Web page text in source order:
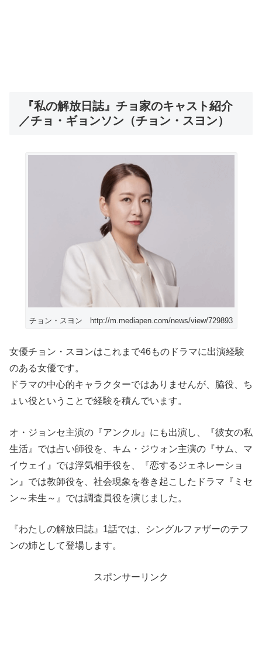
『私の解放日誌』チョ家のキャスト紹介
／チョ・ギョンソン（チョン・スヨン）
チョン・スヨン http://m.mediapen.com/news/view/729893
女優チョン・スヨンはこれまで46ものドラマに出演経験
のある女優です。
ドラマの中心的キャラクターではありませんが、脇役、ち
ょい役ということで経験を積んでいます。
オ・ジョンセ主演の『アンクル』にも出演し、『彼女の私
生活』では占い師役を、キム・ジウォン主演の『サム、マ
イウェイ』では浮気相手役を、『恋するジェネレーショ
ン』では教師役を、社会現象を巻き起こしたドラマ『ミセ
ン～未生～』では調査員役を演じました。
『わたしの解放日誌』1話では、シングルファザーのテフ
ンの姉として登場します。
スポンサーリンク